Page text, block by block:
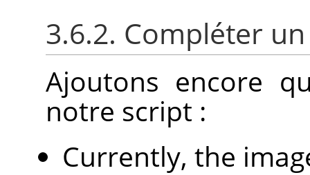
3.6.2. Compléter
Ajoutons encore
notre script :
Currently, the